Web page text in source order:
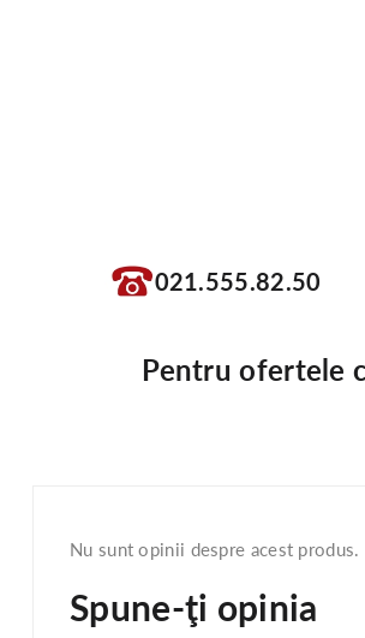
021.555.82.50
Pentru ofertele
Nu sunt opinii despre acest produs.
Spune-ţi opinia